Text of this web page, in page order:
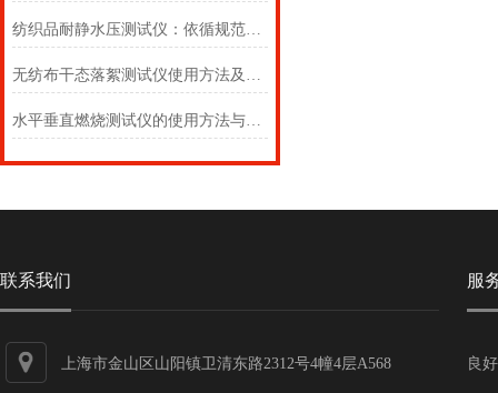
纺织品耐静水压测试仪：依循规范，精准测防渗
无纺布干态落絮测试仪使用方法及注意事项详解
水平垂直燃烧测试仪的使用方法与注意事项
联系我们
上海市金山区山阳镇卫清东路2312号4幢4层A568
服
良